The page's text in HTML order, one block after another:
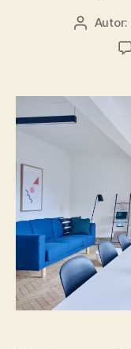
AutorAutor: